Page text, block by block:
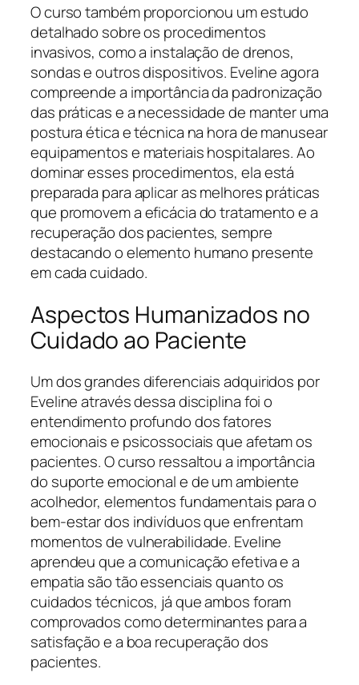
O curso também proporcionou um estudo
detalhado sobre os procedimentos
invasivos, como a instalação de drenos,
sondas e outros dispositivos. Eveline agora
compreende a importância da padronização
das práticas e a necessidade de manter uma
postura ética e técnica na hora de manusear
equipamentos e materiais hospitalares. Ao
dominar esses procedimentos, ela está
preparada para aplicar as melhores práticas
que promovem a eficácia do tratamento e a
recuperação dos pacientes, sempre
destacando o elemento humano presente
em cada cuidado.
Aspectos Humanizados no
Cuidado ao Paciente
Um dos grandes diferenciais adquiridos por
Eveline através dessa disciplina foi o
entendimento profundo dos fatores
emocionais e psicossociais que afetam os
pacientes. O curso ressaltou a importância
do suporte emocional e de um ambiente
acolhedor, elementos fundamentais para o
bem-estar dos indivíduos que enfrentam
momentos de vulnerabilidade. Eveline
aprendeu que a comunicação efetiva e a
empatia são tão essenciais quanto os
cuidados técnicos, já que ambos foram
comprovados como determinantes para a
satisfação e a boa recuperação dos
pacientes.